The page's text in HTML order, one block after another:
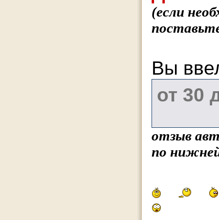
(если
Вы
отзыв
по